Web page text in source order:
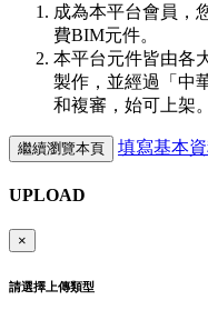
成為本平台會員，
費BIM元件。
本平台元件皆由各
製作，並經過「中
和複審，始可上架。
繼續瀏覽本頁 填寫基本
UPLOAD
×
請選擇上傳類型